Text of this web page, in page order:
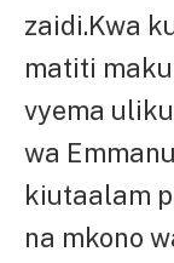
zaidi.Kwa
matiti
vyema
wa
kiutaalam
na mkono